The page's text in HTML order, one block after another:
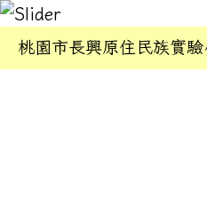
桃園市長興原住民族實驗